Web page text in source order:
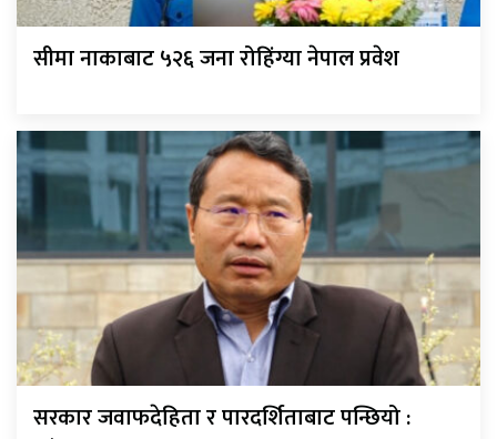
सीमा नाकाबाट ५२६ जना रोहिंग्या नेपाल प्रवेश
सरकार जवाफदेहिता र पारदर्शिताबाट पन्छियो :